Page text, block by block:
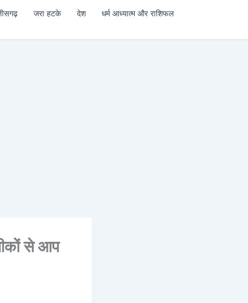
जरा हटके देश
धर्म आध्यात्म और राशिफल
से आप